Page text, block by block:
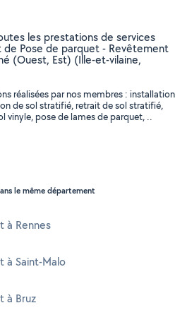
les prestations de services
Pose de parquet - Revêtement
(Ouest, Est) (Ille-et-vilaine,
réalisées par nos membres : installation
de sol stratifié, retrait de sol stratifié,
vinyle, pose de lames de parquet, ..
le même département
à Rennes
à Saint-Malo
à Bruz